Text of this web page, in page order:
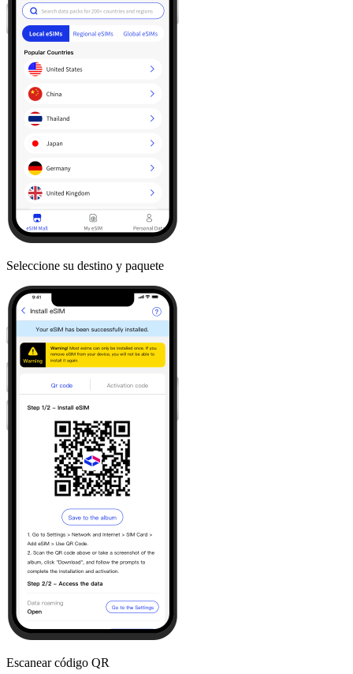
Seleccione su destino y paquete
Escanear código QR